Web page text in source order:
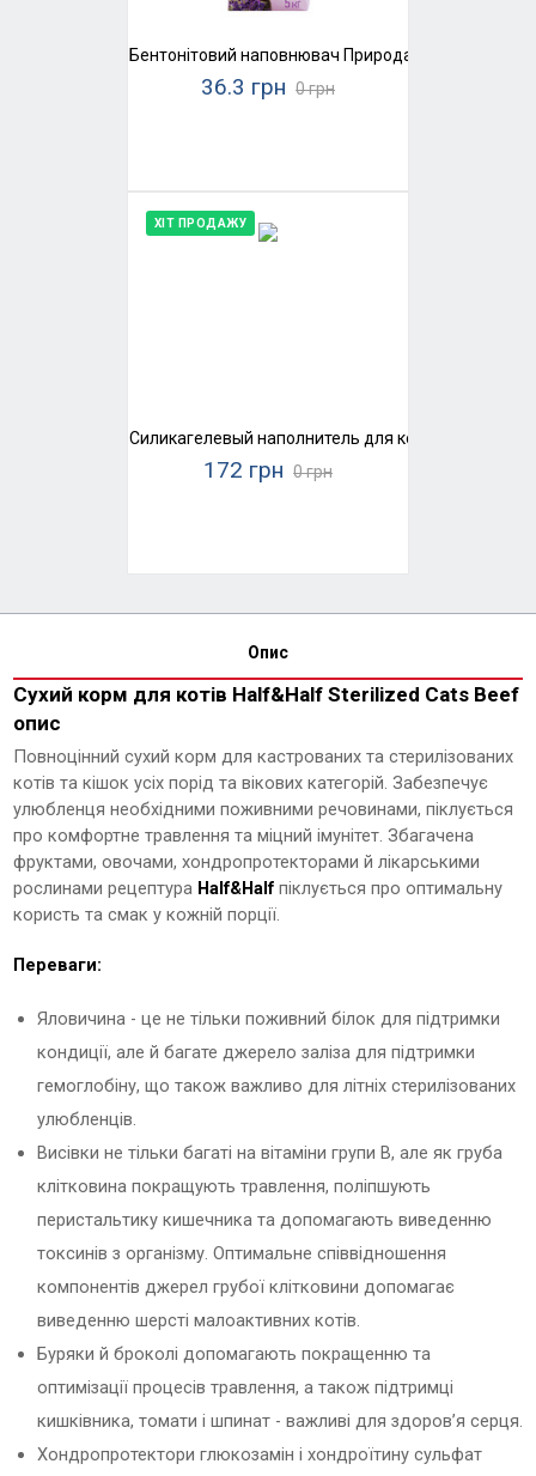
Бентонітовий наповнювач Природа SaniPet,
36.3 грн 0 грн
ХІТ ПРОДАЖУ
Силикагелевый наполнитель для кошачьего
172 грн 0 грн
Опис
Сухий корм для котів Half&Half Sterilized Cats Beef
опис
Повноцінний сухий корм для кастрованих та стерилізованих
котів та кішок усіх порід та вікових категорій. Забезпечує
улюбленця необхідними поживними речовинами, піклується
про комфортне травлення та міцний імунітет. Збагачена
фруктами, овочами, хондропротекторами й лікарськими
рослинами рецептура Half&Half піклується про оптимальну
користь та смак у кожній порції.
Переваги:
Яловичина - це не тільки поживний білок для підтримки
кондиції, але й багате джерело заліза для підтримки
гемоглобіну, що також важливо для літніх стерилізованих
улюбленців.
Висівки не тільки багаті на вітаміни групи В, але як груба
клітковина покращують травлення, поліпшують
перистальтику кишечника та допомагають виведенню
токсинів з організму. Оптимальне співвідношення
компонентів джерел грубої клітковини допомагає
виведенню шерсті малоактивних котів.
Буряки й броколі допомагають покращенню та
оптимізації процесів травлення, а також підтримці
кишківника, томати і шпинат - важливі для здоров’я серця.
Хондропротектори глюкозамін і хондроїтину сульфат